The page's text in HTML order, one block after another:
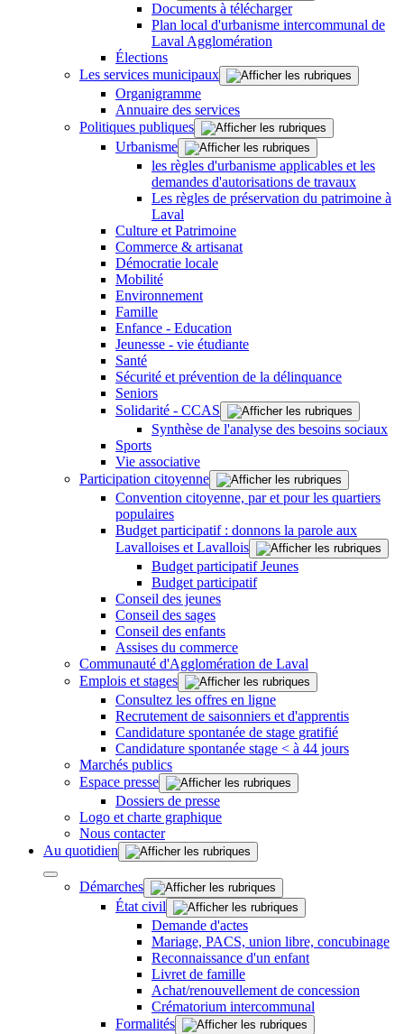
Documents à télécharger
Plan local d'urbanisme intercommunal de
Laval Agglomération
Élections
Les services municipaux
Organigramme
Annuaire des services
Politiques publiques
Urbanisme
les règles d'urbanisme applicables et les
demandes d'autorisations de travaux
Les règles de préservation du patrimoine à
Laval
Culture et Patrimoine
Commerce & artisanat
Démocratie locale
Mobilité
Environnement
Famille
Enfance - Education
Jeunesse - vie étudiante
Santé
Sécurité et prévention de la délinquance
Seniors
Solidarité - CCAS
Synthèse de l'analyse des besoins sociaux
Sports
Vie associative
Participation citoyenne
Convention citoyenne, par et pour les quartiers
populaires
Budget participatif : donnons la parole aux
Lavalloises et Lavallois
Budget participatif Jeunes
Budget participatif
Conseil des jeunes
Conseil des sages
Conseil des enfants
Assises du commerce
Communauté d'Agglomération de Laval
Emplois et stages
Consultez les offres en ligne
Recrutement de saisonniers et d'apprentis
Candidature spontanée de stage gratifié
Candidature spontanée stage < à 44 jours
Marchés publics
Espace presse
Dossiers de presse
Logo et charte graphique
Nous contacter
Au quotidien
Démarches
État civil
Demande d'actes
Mariage, PACS, union libre, concubinage
Reconnaissance d'un enfant
Livret de famille
Achat/renouvellement de concession
Crématorium intercommunal
Formalités